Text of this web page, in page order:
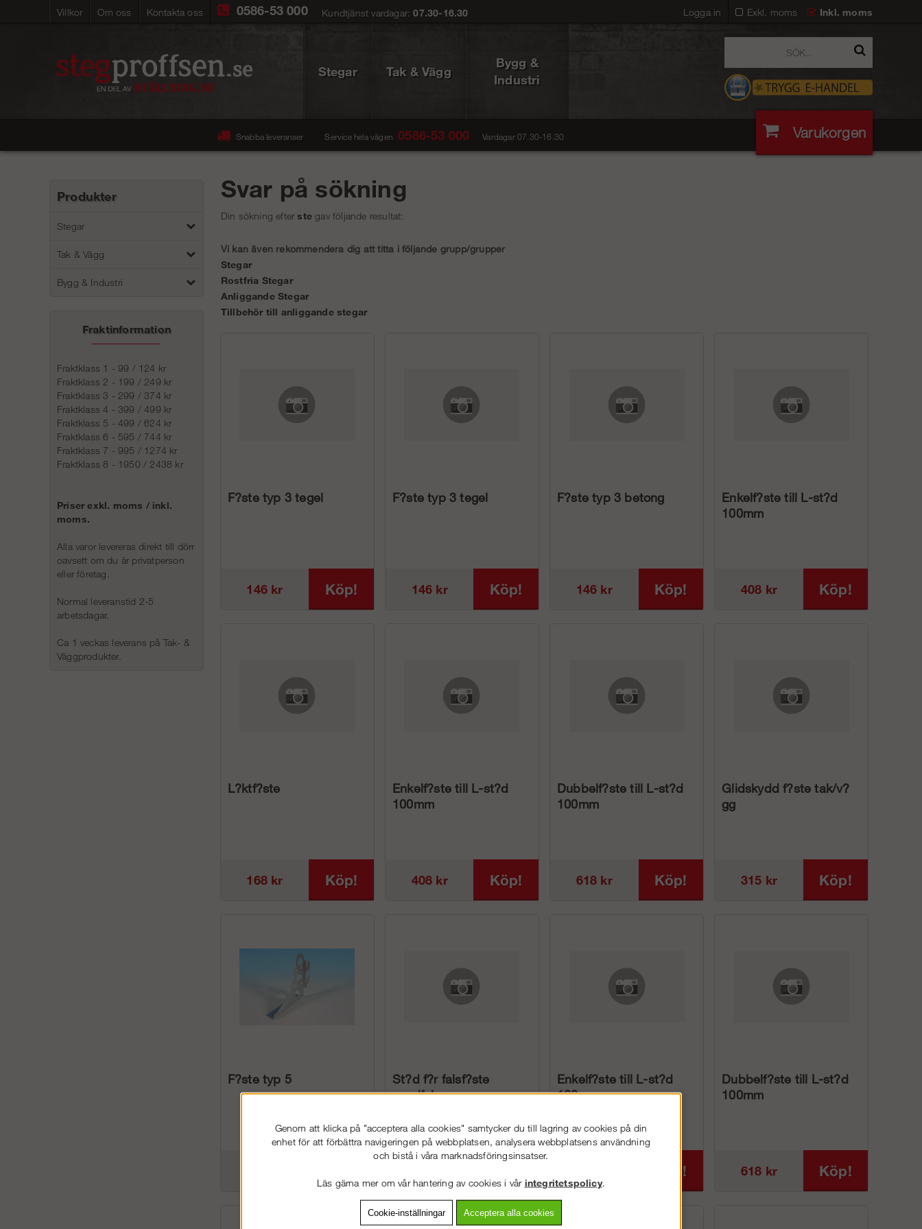
Villkor Om oss Kontakta oss Exkl. moms Inkl. moms
0586-53 000 Kundtjänst vardagar:07.30-16.30 Logga in
Stegar Tak & Vägg
Bygg &
Industri
Snabba leveranser Service hela vägen 0586-53 000 Vardagar 07.30-16.30 Varukorgen
Produkter
Stegar
Tak & Vägg
Bygg & Industri
Fraktinformation
Fraktklass 1 - 99 / 124 kr
Fraktklass 2 - 199 / 249 kr
Fraktklass 3 - 299 / 374 kr
Fraktklass 4 - 399 / 499 kr
Fraktklass 5 - 499 / 624 kr
Fraktklass 6 - 595 / 744 kr
Fraktklass 7 - 995 / 1274 kr
Fraktklass 8 - 1950 / 2438 kr
Priser exkl. moms / inkl.
moms.
Alla varor levereras direkt till dörr
oavsett om du är privatperson
eller företag.
Normal leveranstid 2-5
arbetsdagar.
Ca 1 veckas leverans på Tak- &
Väggprodukter.
Svar på sökning
Din sökning efterste gav följande resultat:
F?ste typ 3 tegel
146 kr Köp!
F?ste typ 3 tegel
146 kr Köp!
F?ste typ 3 betong
146 kr Köp!
Enkelf?ste till L-st?d
100mm
408 kr Köp!
L?ktf?ste
168 kr Köp!
Enkelf?ste till L-st?d
100mm
408 kr Köp!
Dubbelf?ste till L-st?d
100mm
618 kr Köp!
Glidskydd f?ste tak/v?
gg
315 kr Köp!
F?ste typ 5
St?d f?r falsf?ste
snedfals
Enkelf?ste till L-st?d
100mm
Köp!
Dubbelf?ste till L-st?d
100mm
618 kr Köp!
Vi kan även rekommendera dig att titta i följande grupp/grupper
Stegar
Rostfria Stegar
Anliggande Stegar
Tillbehör till anliggande stegar
Genom att klicka på "acceptera alla cookies" samtycker du till lagring av cookies på din
enhet för att förbättra navigeringen på webbplatsen, analysera webbplatsens användning
och bistå i våra marknadsföringsinsatser.
Läs gärna mer om vår hantering av cookies i vår integritetspolicy.
Cookie-inställningar Acceptera alla cookies